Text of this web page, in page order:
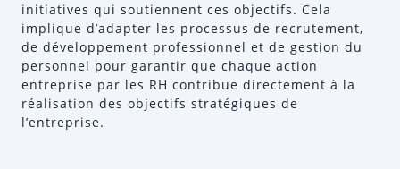
initiatives qui soutiennent ces objectifs. Cela
implique d’adapter les processus de recrutement,
de développement professionnel et de gestion du
personnel pour garantir que chaque action
entreprise par les RH contribue directement à la
réalisation des objectifs stratégiques de
l’entreprise.